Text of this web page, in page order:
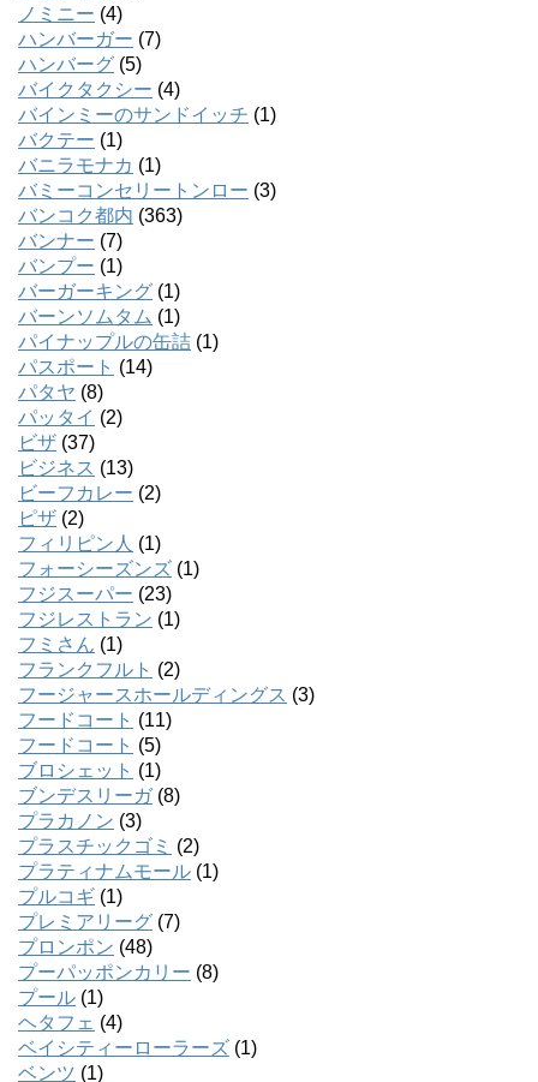
ノミニー (4)
ハンバーガー (7)
ハンバーグ (5)
バイクタクシー (4)
バインミーのサンドイッチ (1)
バクテー (1)
バニラモナカ (1)
バミーコンセリートンロー (3)
バンコク都内 (363)
バンナー (7)
バンプー (1)
バーガーキング (1)
バーンソムタム (1)
パイナップルの缶詰 (1)
パスポート (14)
パタヤ (8)
パッタイ (2)
ビザ (37)
ビジネス (13)
ビーフカレー (2)
ピザ (2)
フィリピン人 (1)
フォーシーズンズ (1)
フジスーパー (23)
フジレストラン (1)
フミさん (1)
フランクフルト (2)
フージャースホールディングス (3)
フードコート (11)
フードコート (5)
ブロシェット (1)
ブンデスリーガ(8)
プラカノン (3)
プラスチックゴミ (2)
プラティナムモール (1)
プルコギ (1)
プレミアリーグ (7)
プロンポン (48)
プーパッポンカリー (8)
プール (1)
ヘタフェ (4)
ベイシティーローラーズ (1)
ベンツ (1)